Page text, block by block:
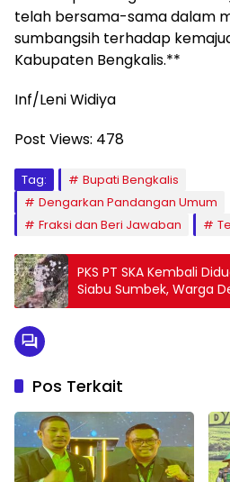
telah bersama-sama dalam
sumbangsih terhadap
Kabupaten Bengkalis.**
Inf/Leni Widiya
Post Views: 478
Tag:
Bupati Bengkalis
Dengarkan Pandangan Umum
Fraksi dan Beri Jawaban
PKS PT SKA Kembali
Siabu Sumbek, Warga
Tegas
Pos Terkait